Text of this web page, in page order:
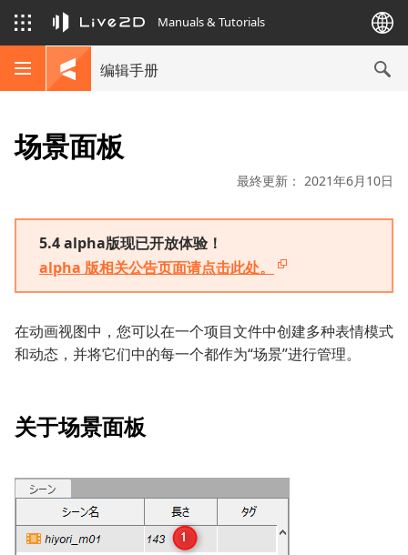
Manuals & Tutorials
编辑手册
场景面板
最終更新： 2021年6月10日
5.4 alpha版现已开放体验！
alpha 版相关公告页面请点击此处。
在动画视图中，您可以在一个项目文件中创建多种表情模式
和动态，并将它们中的每一个都作为“场景”进行管理。
关于场景面板